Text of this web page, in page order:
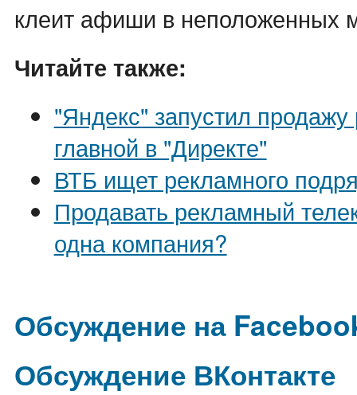
клеит афиши в неположенных
Читайте также:
"Яндекс" запустил
главной в "Директе"
ВТБ ищет рекламного
Продавать рекламный
одна компания?
Обсуждение на
Обсуждение ВКонтакте